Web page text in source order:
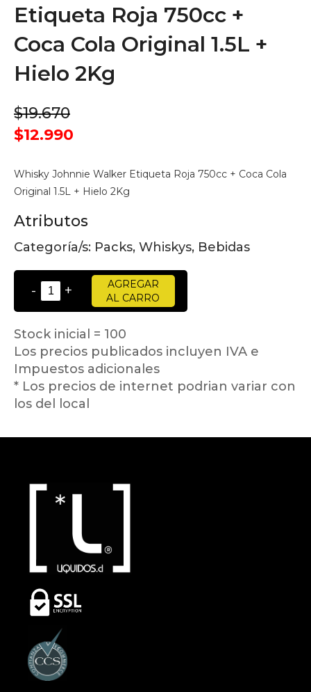
Etiqueta Roja 750cc +
Coca Cola Original 1.5L +
Hielo 2Kg
$19.670
$12.990
Whisky Johnnie Walker Etiqueta Roja 750cc + Coca Cola
Original 1.5L + Hielo 2Kg
Atributos
Categoría/s: Packs, Whiskys, Bebidas
- +
AGREGAR
AL CARRO
Stock inicial = 100
Los precios publicados incluyen IVA e
Impuestos adicionales
* Los precios de internet podrian variar con
los del local